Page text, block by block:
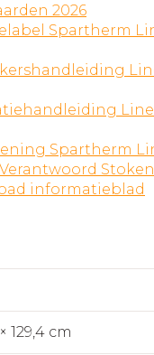
2026
Spartherm
Spartherm
Stoken
informatieblad
129,4 cm